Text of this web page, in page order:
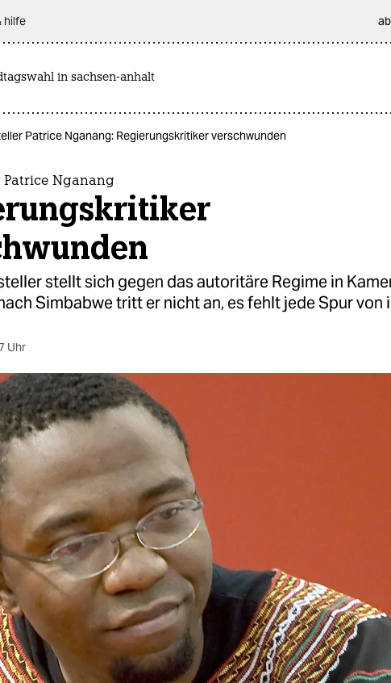
hilfe
in sachsen-anhalt
Patrice Nganang: Regierungskritiker verschwunden
Patrice Nganang
stellt sich gegen das autoritäre Regime in
Simbabwe tritt er nicht an, es fehlt jede Spur von
Uhr